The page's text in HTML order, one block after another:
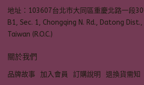
地址：103607台北市大同區重慶北路一段
B1, Sec. 1, Chongqing N. Rd., Datong
Taiwan (R.O.C.)
關於我們
品牌故事 加入會員 訂購說明 退換貨需知